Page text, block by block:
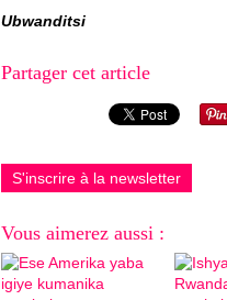
Ubwanditsi
Partager cet article
S'inscrire à la newsletter
Vous aimerez aussi :